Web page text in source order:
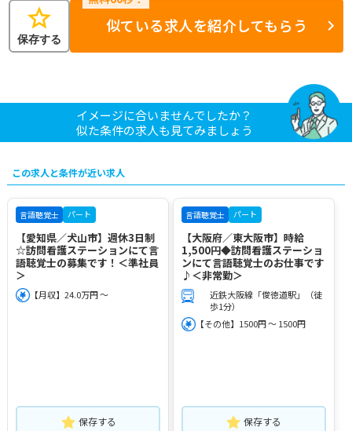
star
保存する
似ている求人を紹介してもらう
イメージに合いませんでしたか？
似た条件の求人も見てみましょう
この求人と条件が近い求人
言語聴覚士 パート
【愛知県／犬山市】週休3日制
☆訪問看護ステーションにて言
語聴覚士の募集です！＜準社員
＞
【月収】24.0万円 ～
保存する
言語聴覚士 パート
【大阪府／東大阪市】時給
1,500円◆訪問看護ステーショ
ンにて言語聴覚士のお仕事です
♪＜非常勤＞
近鉄大阪線「俊徳道駅」（徒
歩1分）
【その他】1500円 ～ 1500円
保存する